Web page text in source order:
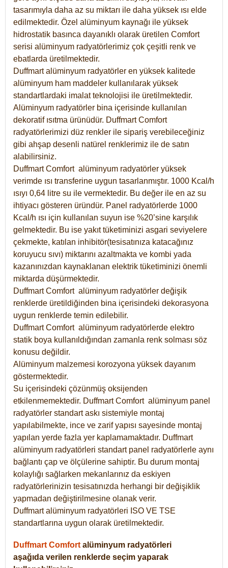
tasarımıyla daha az su miktarı ile daha yüksek ısı elde
edilmektedir. Özel alüminyum kaynağı ile yüksek
hidrostatik basınca dayanıklı olarak üretilen Comfort
serisi alüminyum radyatörlerimiz çok çeşitli renk ve
ebatlarda üretilmektedir.
Duffmart alüminyum radyatörler en yüksek kalitede
alüminyum ham maddeler kullanılarak yüksek
standartlardaki imalat teknolojisi ile üretilmektedir.
Alüminyum radyatörler bina içerisinde kullanılan
dekoratif ısıtma ürünüdür. Duffmart Comfort
radyatörlerimizi düz renkler ile sipariş verebileceğiniz
gibi ahşap desenli natürel renklerimiz ile de satın
alabilirsiniz.
Duffmart Comfort alüminyum radyatörler yüksek
verimde ısı transferine uygun tasarlanmıştır. 1000 Kcal/h
ısıyı 0,64 litre su ile vermektedir. Bu değer ile en az su
ihtiyacı gösteren üründür. Panel radyatörlerde 1000
Kcal/h ısı için kullanılan suyun ise %20’sine karşılık
gelmektedir. Bu ise yakıt tüketiminizi asgari seviyelere
çekmekte, katılan inhibitör(tesisatınıza katacağınız
koruyucu sıvı) miktarını azaltmakta ve kombi yada
kazanınızdan kaynaklanan elektrik tüketiminizi önemli
miktarda düşürmektedir.
Duffmart Comfort alüminyum radyatörler değişik
renklerde üretildiğinden bina içerisindeki dekorasyona
uygun renklerde temin edilebilir.
DuffmartComfort alüminyum radyatörlerde elektro
statik boya kullanıldığından zamanla renk solması söz
konusu değildir.
Alüminyum malzemesi korozyona yüksek dayanım
göstermektedir.
Su içerisindeki çözünmüş oksijenden
etkilenmemektedir. DuffmartComfort alüminyum panel
radyatörler standart askı sistemiyle montaj
yapılabilmekte, ince ve zarif yapısı sayesinde montaj
yapılan yerde fazla yer kaplamamaktadır. Duffmart
alüminyum radyatörleri standart panel radyatörlerle aynı
bağlantı çap ve ölçülerine sahiptir. Bu durum montaj
kolaylığı sağlarken mekanlarınız da eskiyen
radyatörlerinizin tesisatınızda herhangi bir değişiklik
yapmadan değiştirilmesine olanak verir.
Duffmart alüminyum radyatörleri ISO VE TSE
standartlarına uygun olarak üretilmektedir.
Duffmart Comfort alüminyum radyatörleri
aşağıda verilen renklerde seçim yaparak